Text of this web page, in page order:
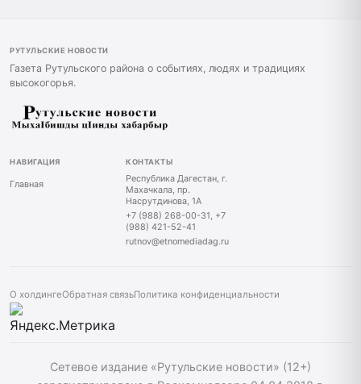
РУТУЛЬСКИЕ НОВОСТИ
Газета Рутульского района о событиях, людях и традициях
высокогорья.
НАВИГАЦИЯ
Главная
КОНТАКТЫ
Республика Дагестан, г.
Махачкала, пр.
Насрутдинова, 1А
+7 (988) 268-00-31, +7
(988) 421-52-41
rutnov@etnomediadag.ru
О холдингеОбратная связьПолитика конфиденциальности
Сетевое издание «Рутульские новости» (12+)